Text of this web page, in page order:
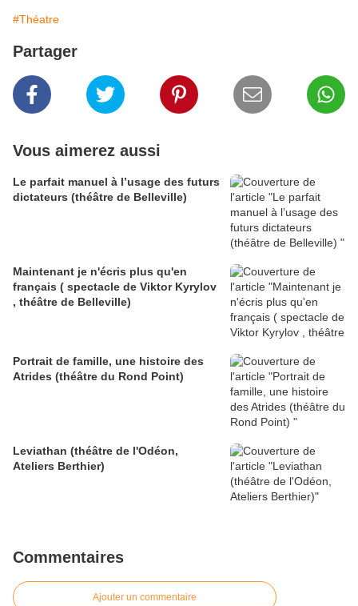
#Théatre
Partager
Vous aimerez aussi
Le parfait manuel à l’usage des futurs
dictateurs (théâtre de Belleville)
Maintenant je n'écris plus qu'en
français ( spectacle de Viktor Kyrylov
, théâtre de Belleville)
Portrait de famille, une histoire des
Atrides (théâtre du Rond Point)
Leviathan (théâtre de l'Odéon,
Ateliers Berthier)
Commentaires
Ajouter un commentaire